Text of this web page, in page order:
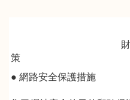
財政部國有財
策
● 網路安全保護措施